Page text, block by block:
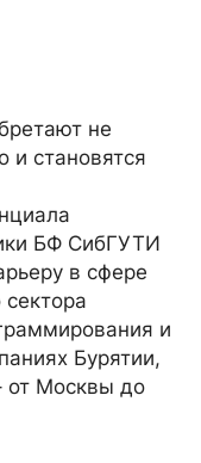
не
и становятся
БФ СибГУТИ
в сфере
и
Бурятии,
от Москвы до